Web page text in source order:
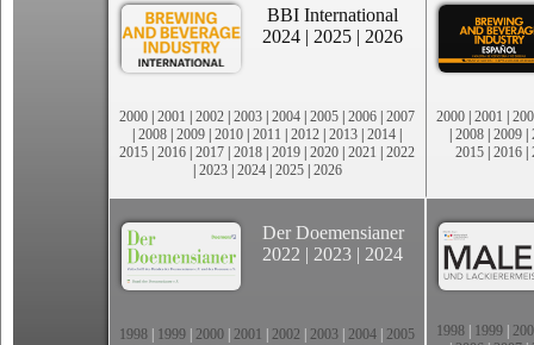
BBI International
2024 | 2025 | 2026
2000 | 2001 | 2002 | 2003 | 2004 | 2005 | 2006 | 2007
| 2008 | 2009 | 2010 | 2011 | 2012 | 2013 | 2014 |
2015 | 2016 | 2017 | 2018 | 2019 | 2020 | 2021 | 2022
| 2023| 2024| 2025| 2026
2000 | 2001 |
| 2008 | 2009 |
2015 | 2016 |
Der Doemensianer
2022 | 2023 | 2024
1998 1999 2000 2001 2002 2003 2004 2005
1998 1999